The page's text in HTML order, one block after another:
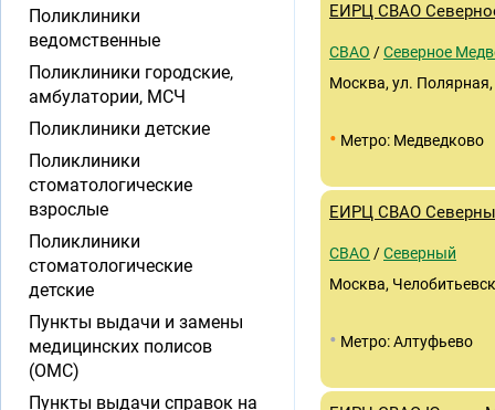
ЕИРЦ СВАО
СВАО /Северное
Москва, ул. Полярная,
• Метро: Медведково
ЕИРЦ СВАО
СВАО /Северный
Москва,
• Метро: Алтуфьево
Поликлиники
ведомственные
Поликлиники городские,
амбулатории, МСЧ
Поликлиники детские
Поликлиники
стоматологические
взрослые
Поликлиники
стоматологические
детские
Пункты выдачи и замены
медицинских полисов
(ОМС)
Пункты выдачи справок на